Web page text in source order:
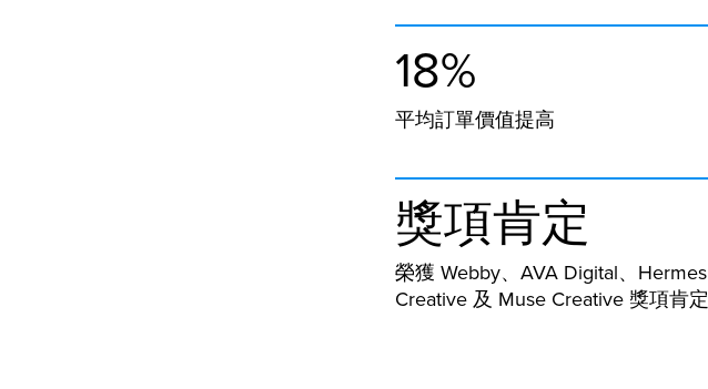
18%
平均訂單價值提高
獎項肯定
榮獲 Webby、AVA Digital、Hermes
Creative 及 Muse Creative 獎項肯定